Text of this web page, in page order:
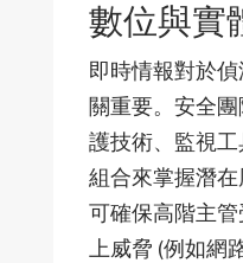
數位與實
即時情報對於
關重要。安全
護技術、監視
組合來掌握潛
可確保高階主
上威脅 (例如網